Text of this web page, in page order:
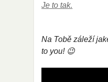
Je to tak.
Na Tobě záleží
to you! 😉